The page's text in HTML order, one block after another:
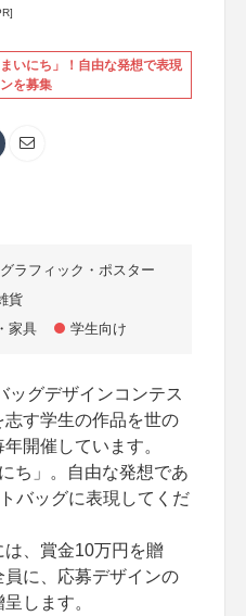
いにち」！自由な発想で表現
を募集
グラフィック・ポスター
貨
家具
学生向け
ッグデザインコンテス
志す学生の作品を世の
開催しています。
ち」。自由な発想であ
バッグに表現してくだ
、賞金10万円を贈
に、応募デザインの
します。